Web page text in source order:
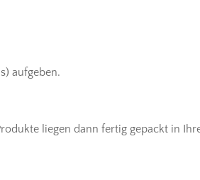
aufgeben.
liegen dann fertig gepackt in